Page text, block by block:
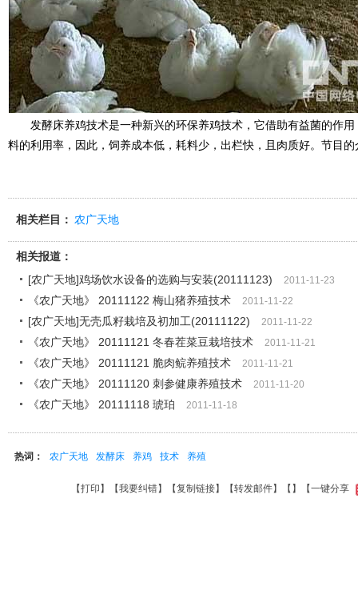
发酵床养鸡技术是一种新兴的环保养鸡技术，它借助有益菌的作用
料的利用率，因此，饲养成本低，耗料少，出栏快，且肉质好。节目
相关栏目： 农广天地
相关报道：
[农广天地]鸡场饮水设备的选购与安装(20111123)
2011-11-23
《农广天地》 20111122 梅山猪养殖技术 2011-11-22
[农广天地]无壳瓜籽栽培及初加工(20111122) 2011-11-22
《农广天地》 20111121 冬春茬菜豆栽培技术 2011-11-21
《农广天地》 20111121 脆肉鲩养殖技术 2011-11-21
《农广天地》 20111120 刺参健康养殖技术 2011-11-20
《农广天地》 20111118 琥珀 2011-11-18
热词： 农广天地 发酵床 养鸡 技术 养殖
【打印 】【我要纠错】【复制链接】【转发邮件】【 】 【一键分享